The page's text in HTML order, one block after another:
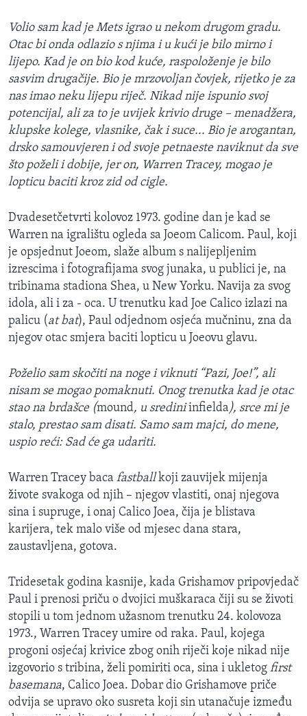
Volio sam kad je Mets igrao u nekom drugom gradu.
Otac bi onda odlazio s njima i u kući je bilo mirno i
lijepo. Kad je on bio kod kuće, raspoloženje je bilo
sasvim drugačije. Bio je mrzovoljan čovjek, rijetko je za
nas imao neku lijepu riječ. Nikad nije ispunio svoj
potencijal, ali za to je uvijek krivio druge – menadžera,
klupske kolege, vlasnike, čak i suce... Bio je arogantan,
drsko samouvjeren i od svoje petnaeste naviknut da sve
što poželi i dobije, jer on, Warren Tracey, mogao je
lopticu baciti kroz zid od cigle.
Dvadesetčetvrti kolovoz 1973. godine dan je kad se
Warren na igralištu ogleda sa Joeom Calicom. Paul, koji
je opsjednut Joeom, slaže album s nalijepljenim
izrescima i fotografijama svog junaka, u publici je, na
tribinama stadiona Shea, u New Yorku. Navija za svog
idola, ali i za - oca. U trenutku kad Joe Calico izlazi na
palicu (at bat), Paul odjednom osjeća mučninu, zna da
njegov otac smjera baciti lopticu u Joeovu glavu.
Poželio sam skočiti na noge i viknuti “Pazi, Joe!”, ali
nisam se mogao pomaknuti. Onog trenutka kad je otac
stao na brdašce (mound, u srediniinfielda), srce mi je
stalo, prestao sam disati. Samo sam majci, do mene,
uspio reći: Sad će ga udariti.
Warren Tracey baca fastballkoji zauvijek mijenja
živote svakoga od njih – njegov vlastiti, onaj njegova
sina i supruge, i onaj Calico Joea, čija je blistava
karijera, tek malo više od mjesec dana stara,
zaustavljena, gotova.
Tridesetak godina kasnije, kada Grishamov pripovjedač
Paul i prenosi priču o dvojici muškaraca čiji su se životi
stopili u tom jednom užasnom trenutku 24. kolovoza
1973., Warren Tracey umire od raka. Paul, kojega
progoni osjećaj krivice zbog onih riječi koje nikad nije
izgovorio s tribina, želi pomiriti oca, sina i ukletog first
basemana, Calico Joea. Dobar dio Grishamove priče
odvija se upravo oko susreta koji sin utanačuje između